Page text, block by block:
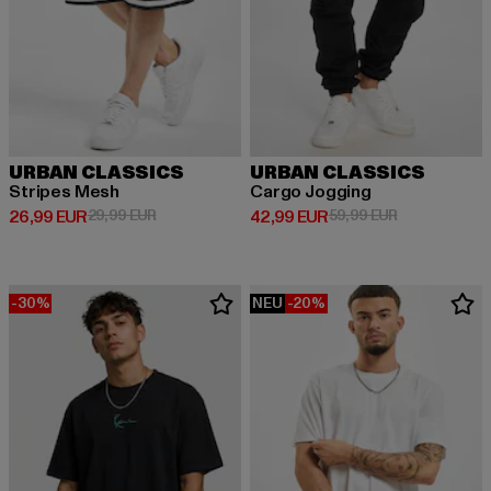
URBAN CLASSICS
Stripes Mesh
26,99 EUR
Derzeitiger Preis: 26,99 EUR
29,99 EURAktionspreis: 29,99 EUR
URBAN CLASSICS
Cargo Jogging
42,99 EUR
Derzeitiger Preis: 42,99 EUR
59,99 EURAktionspreis:
-30% NEU -20%